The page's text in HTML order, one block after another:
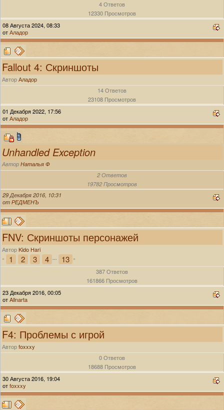
4 Ответов
12330 Просмотров
08 Августа 2024, 08:33
отАладор
Fallout 4: Скриншоты
АвторАладор
14 Ответов
23108 Просмотров
01 Декабря 2022, 17:56
отАладор
Unhandled Exception
Автор Наталья Ф
2 Ответов
19782 Просмотров
29 Декабря 2016, 10:31
от РЕДМЕНЪ
FNV: Скриншоты персонажей
АвторKido Hari
« 1 2 3 4 ... 13 »
387 Ответов
161866 Просмотров
23 Декабря 2016, 00:05
отAllnarta
F4: Проблемы с игрой
Авторfoxxxy
0 Ответов
18688 Просмотров
30 Августа 2016, 19:04
отfoxxxy